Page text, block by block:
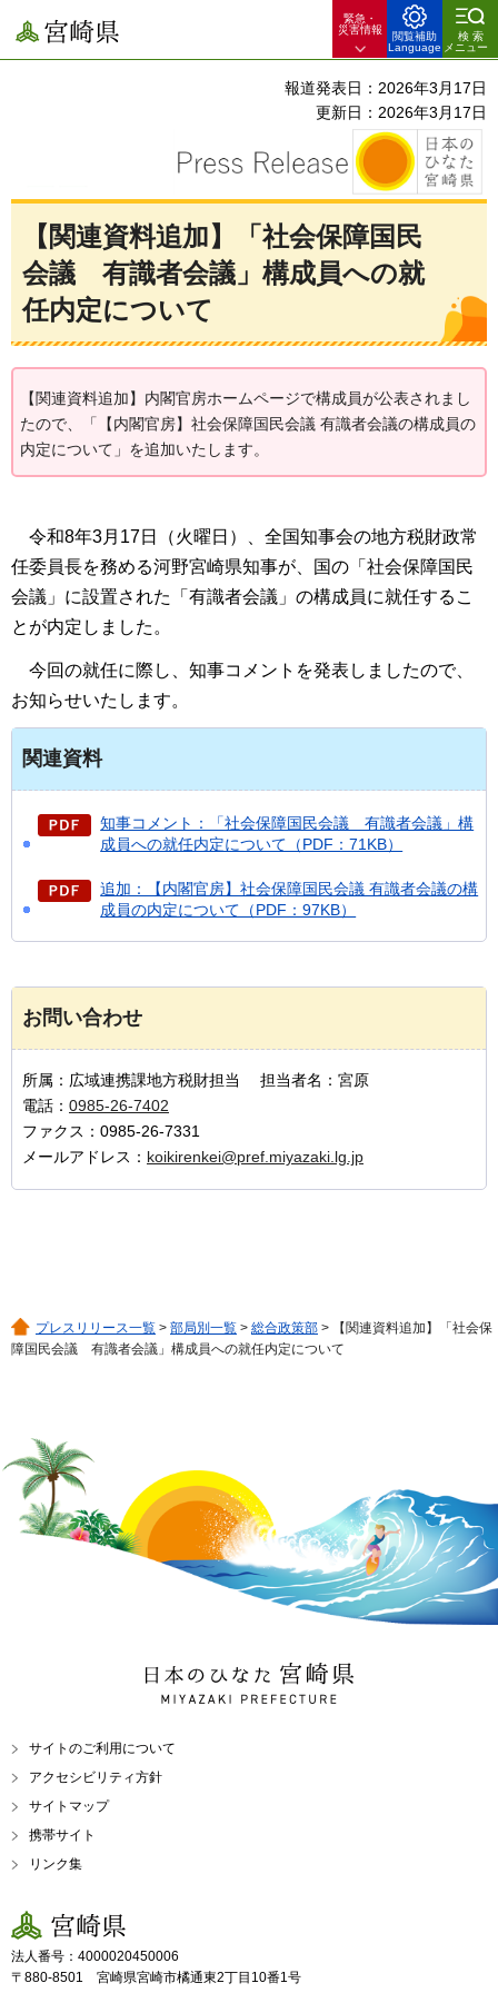
宮崎県
緊急・
災害情報
閲覧補助
Language
検索
メニュー
報道発表日：2026年3月17日
更新日：2026年3月17日
【関連資料追加】「社会保障国民
会議 有識者会議」構成員への就
任内定について
【関連資料追加】内閣官房ホームページで構成員が公表されまし
たので、「【内閣官房】社会保障国民会議 有識者会議の構成員の
内定について」を追加いたします。
令和8年3月17日（火曜日）、全国知事会の地方税財政常
任委員長を務める河野宮崎県知事が、国の「社会保障国民
会議」に設置された「有識者会議」の構成員に就任するこ
とが内定しました。
今回の就任に際し、知事コメントを発表しましたので、
お知らせいたします。
関連資料
知事コメント：「社会保障国民会議 有識者会議」構
成員への就任内定について（PDF：71KB）
追加：【内閣官房】社会保障国民会議 有識者会議の構
成員の内定について（PDF：97KB）
お問い合わせ
所属：広域連携課地方税財担当 担当者名：宮原
電話： 0985-26-7402
ファクス：0985-26-7331
メールアドレス： koikirenkei@pref.miyazaki.lg.jp
プレスリリース一覧 > 部局別一覧 > 総合政策部 > 【関連資料追加】「社会保
障国民会議 有識者会議」構成員への就任内定について
日本のひなた 宮崎県
MIYAZAKI PREFECTURE
サイトのご利用について
アクセシビリティ方針
サイトマップ
携帯サイト
リンク集
宮崎県
法人番号：4000020450006
〒880-8501 宮崎県宮崎市橘通東2丁目10番1号